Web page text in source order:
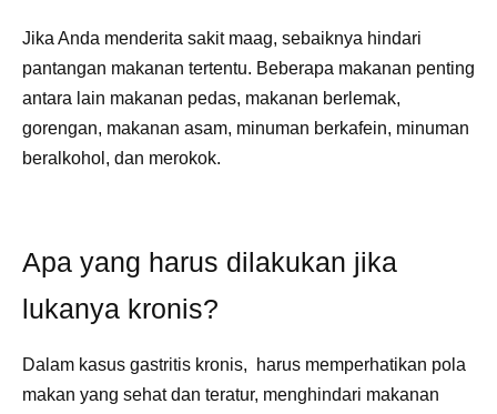
Jika Anda menderita sakit maag, sebaiknya hindari
pantangan makanan tertentu. Beberapa makanan penting
antara lain makanan pedas, makanan berlemak,
gorengan, makanan asam, minuman berkafein, minuman
beralkohol, dan merokok.
Apa yang harus dilakukan jika
lukanya kronis?
Dalam kasus gastritis kronis, harus memperhatikan pola
makan yang sehat dan teratur, menghindari makanan